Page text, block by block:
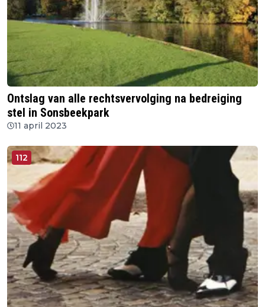
Ontslag van alle rechtsvervolging na bedreiging
stel in Sonsbeekpark
11 april 2023
112